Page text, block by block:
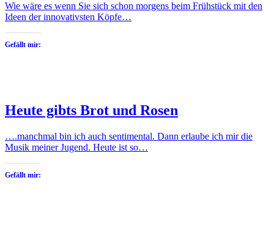
Wie wäre es wenn Sie sich schon morgens beim Frühstück mit den
Ideen der innovativsten Köpfe…
Gefällt mir:
Heute gibts Brot und Rosen
….manchmal bin ich auch sentimental. Dann erlaube ich mir die
Musik meiner Jugend. Heute ist so…
Gefällt mir: